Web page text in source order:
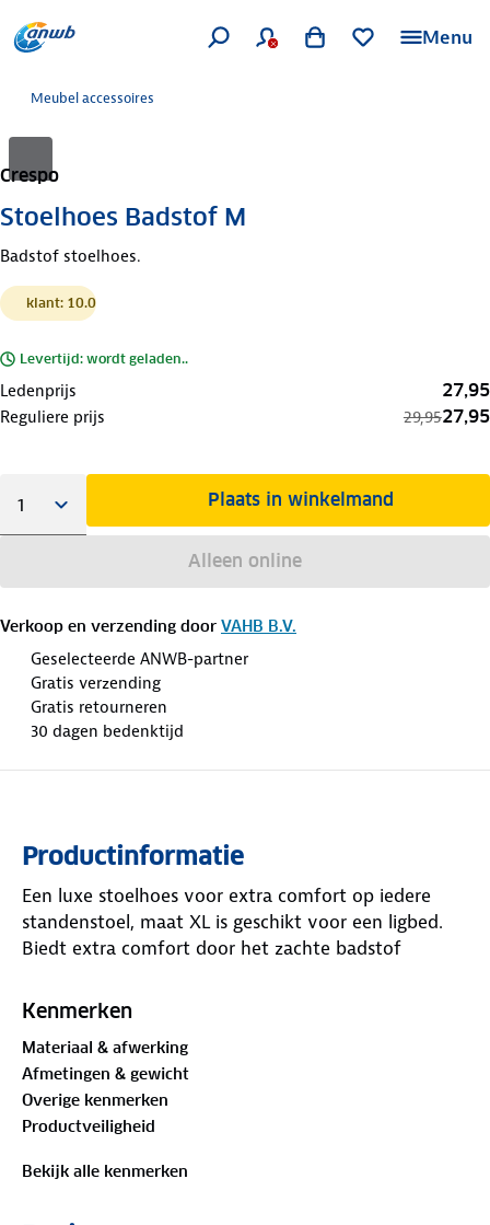
Menu
Meubel accessoires
Crespo
Stoelhoes Badstof M
Badstof stoelhoes.
klant: 10.0
Levertijd: wordt geladen..
Ledenprijs 27,95
Reguliere prijs 29,9527,95
Plaats in winkelmand
Alleen online
Verkoop en verzending door VAHB B.V.
Geselecteerde ANWB-partner
Gratis verzending
Gratis retourneren
30 dagen bedenktijd
Productinformatie
Een luxe stoelhoes voor extra comfort op iedere
standenstoel, maat XL is geschikt voor een ligbed.
Biedt extra comfort door het zachte badstof
Kenmerken
Materiaal & afwerking
Afmetingen & gewicht
Overige kenmerken
Productveiligheid
Bekijk alle kenmerken